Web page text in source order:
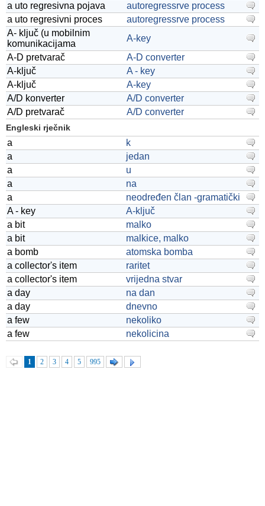
a uto regresivna pojava
autoregressrve process
a uto regresivni proces
autoregressrve process
A- ključ (u mobilnim
komunikacijama
A-key
A-D pretvarač
A-D converter
A-ključ
A - key
A-ključ
A-key
A/D konverter
A/D converter
A/D pretvarač
A/D converter
Engleski rječnik
a
k
a
jedan
a
u
a
na
a
neodređen član -gramatički
A - key
A-ključ
a bit
malko
a bit
malkice, malko
a bomb
atomska bomba
a collector's item
raritet
a collector's item
vrijedna stvar
a day
na dan
a day
dnevno
a few
nekoliko
a few
nekolicina
1 2 3 4 5 995